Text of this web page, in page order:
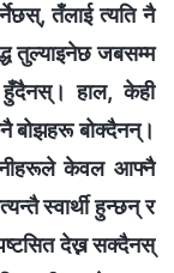
तँलाई त्यति नै
तुल्याइनेछ जबसम्म
हुँदैनस्। हाल, केही
बोझहरू बोक्दैनन्।
केवल आफ्नै
स्वार्थी हुन्छन् र
देख्न सक्दैनस्